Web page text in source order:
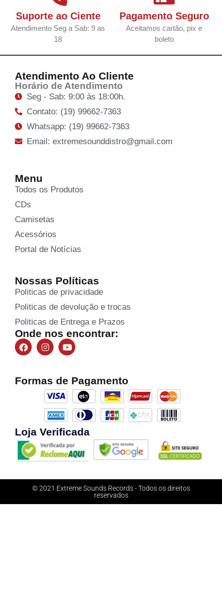
Suporte ao Ciente
Atendimento Seg a Sab: 9 as
18
Pagamento Seguro
Aceitamos cartão, pix e
boleto
Atendimento Ao Cliente
Horário de Atendimento
Seg - Sab: 9:00 às 18:00h.
Contato: (19) 99662-7363
Whatsapp: (19) 99662-7363
Email: extremesounddistro@gmail.com
Menu
Todos os Produtos
CDs
Camisetas
Acessórios
Portal de Notícias
Nossas Políticas
Politicas de privacidade
Politicas de devolução e trocas
Politicas de Entrega e Prazos
Onde nos encontrar:
Formas de Pagamento
Loja Verificada
© 2021 Extreme Sounds Records - Todos os direitos
reservados